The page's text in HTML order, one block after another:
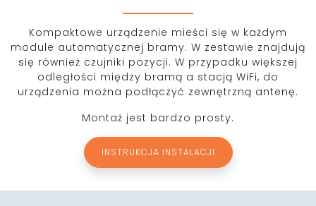
Kompaktowe urządzenie mieści się w każdym
module automatycznej bramy. W zestawie znajdują
się również czujniki pozycji. W przypadku większej
odległości między bramą a stacją WiFi, do
urządzenia można podłączyć zewnętrzną antenę.
Montaż jest bardzo prosty.
INSTRUKCJA INSTALACJI